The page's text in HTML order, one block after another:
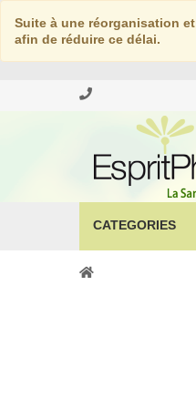
Suite à une réorganisation
afin de réduire ce délai.
CATEGORIES